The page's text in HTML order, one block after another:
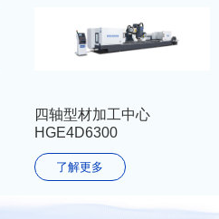
四轴型材加工中心
HGE4D6300
了解更多